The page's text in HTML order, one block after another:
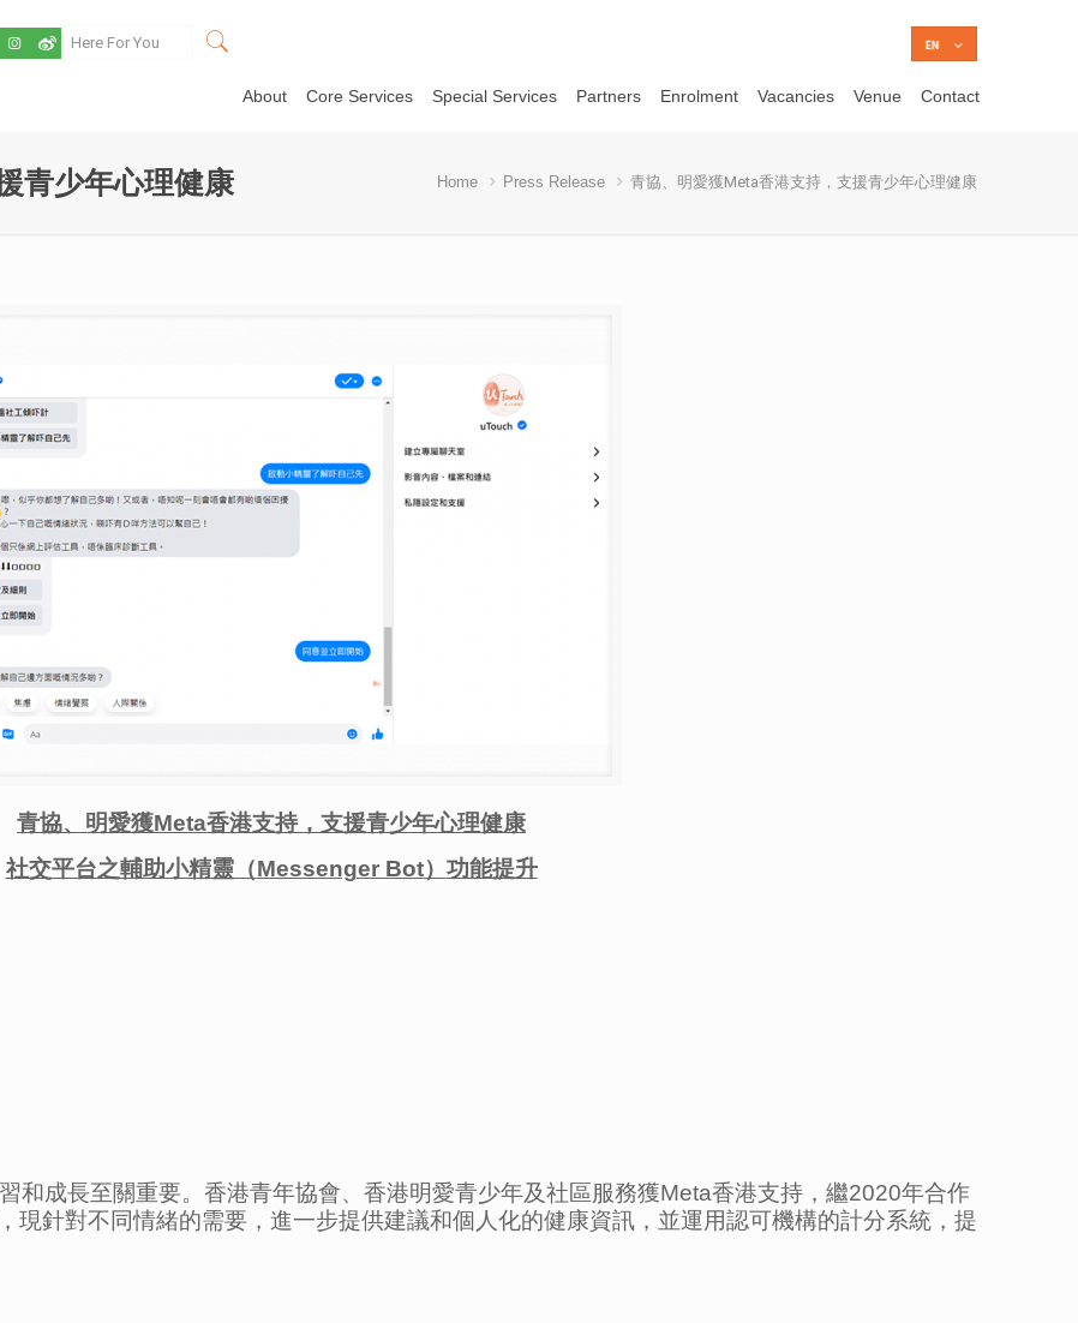
About Core Services Special Services Partners Enrolment Vacancies Venue Contact
青少年心理健康 Home Press Release 青協、明愛獲Meta香港支持，支援青少年心理健康
青協、明愛獲Meta香港支持，支援青少年心理健康
社交平台之輔助小精靈（Messenger Bot） 功能提升
和成長至關重要。香港青年協會、香港明愛青少年及社區服務獲Meta香港支持，繼2020年合作
現針對不同情緒的需要，進一步提供建議和個人化的健康資訊，並運用認可機構的計分系統，提